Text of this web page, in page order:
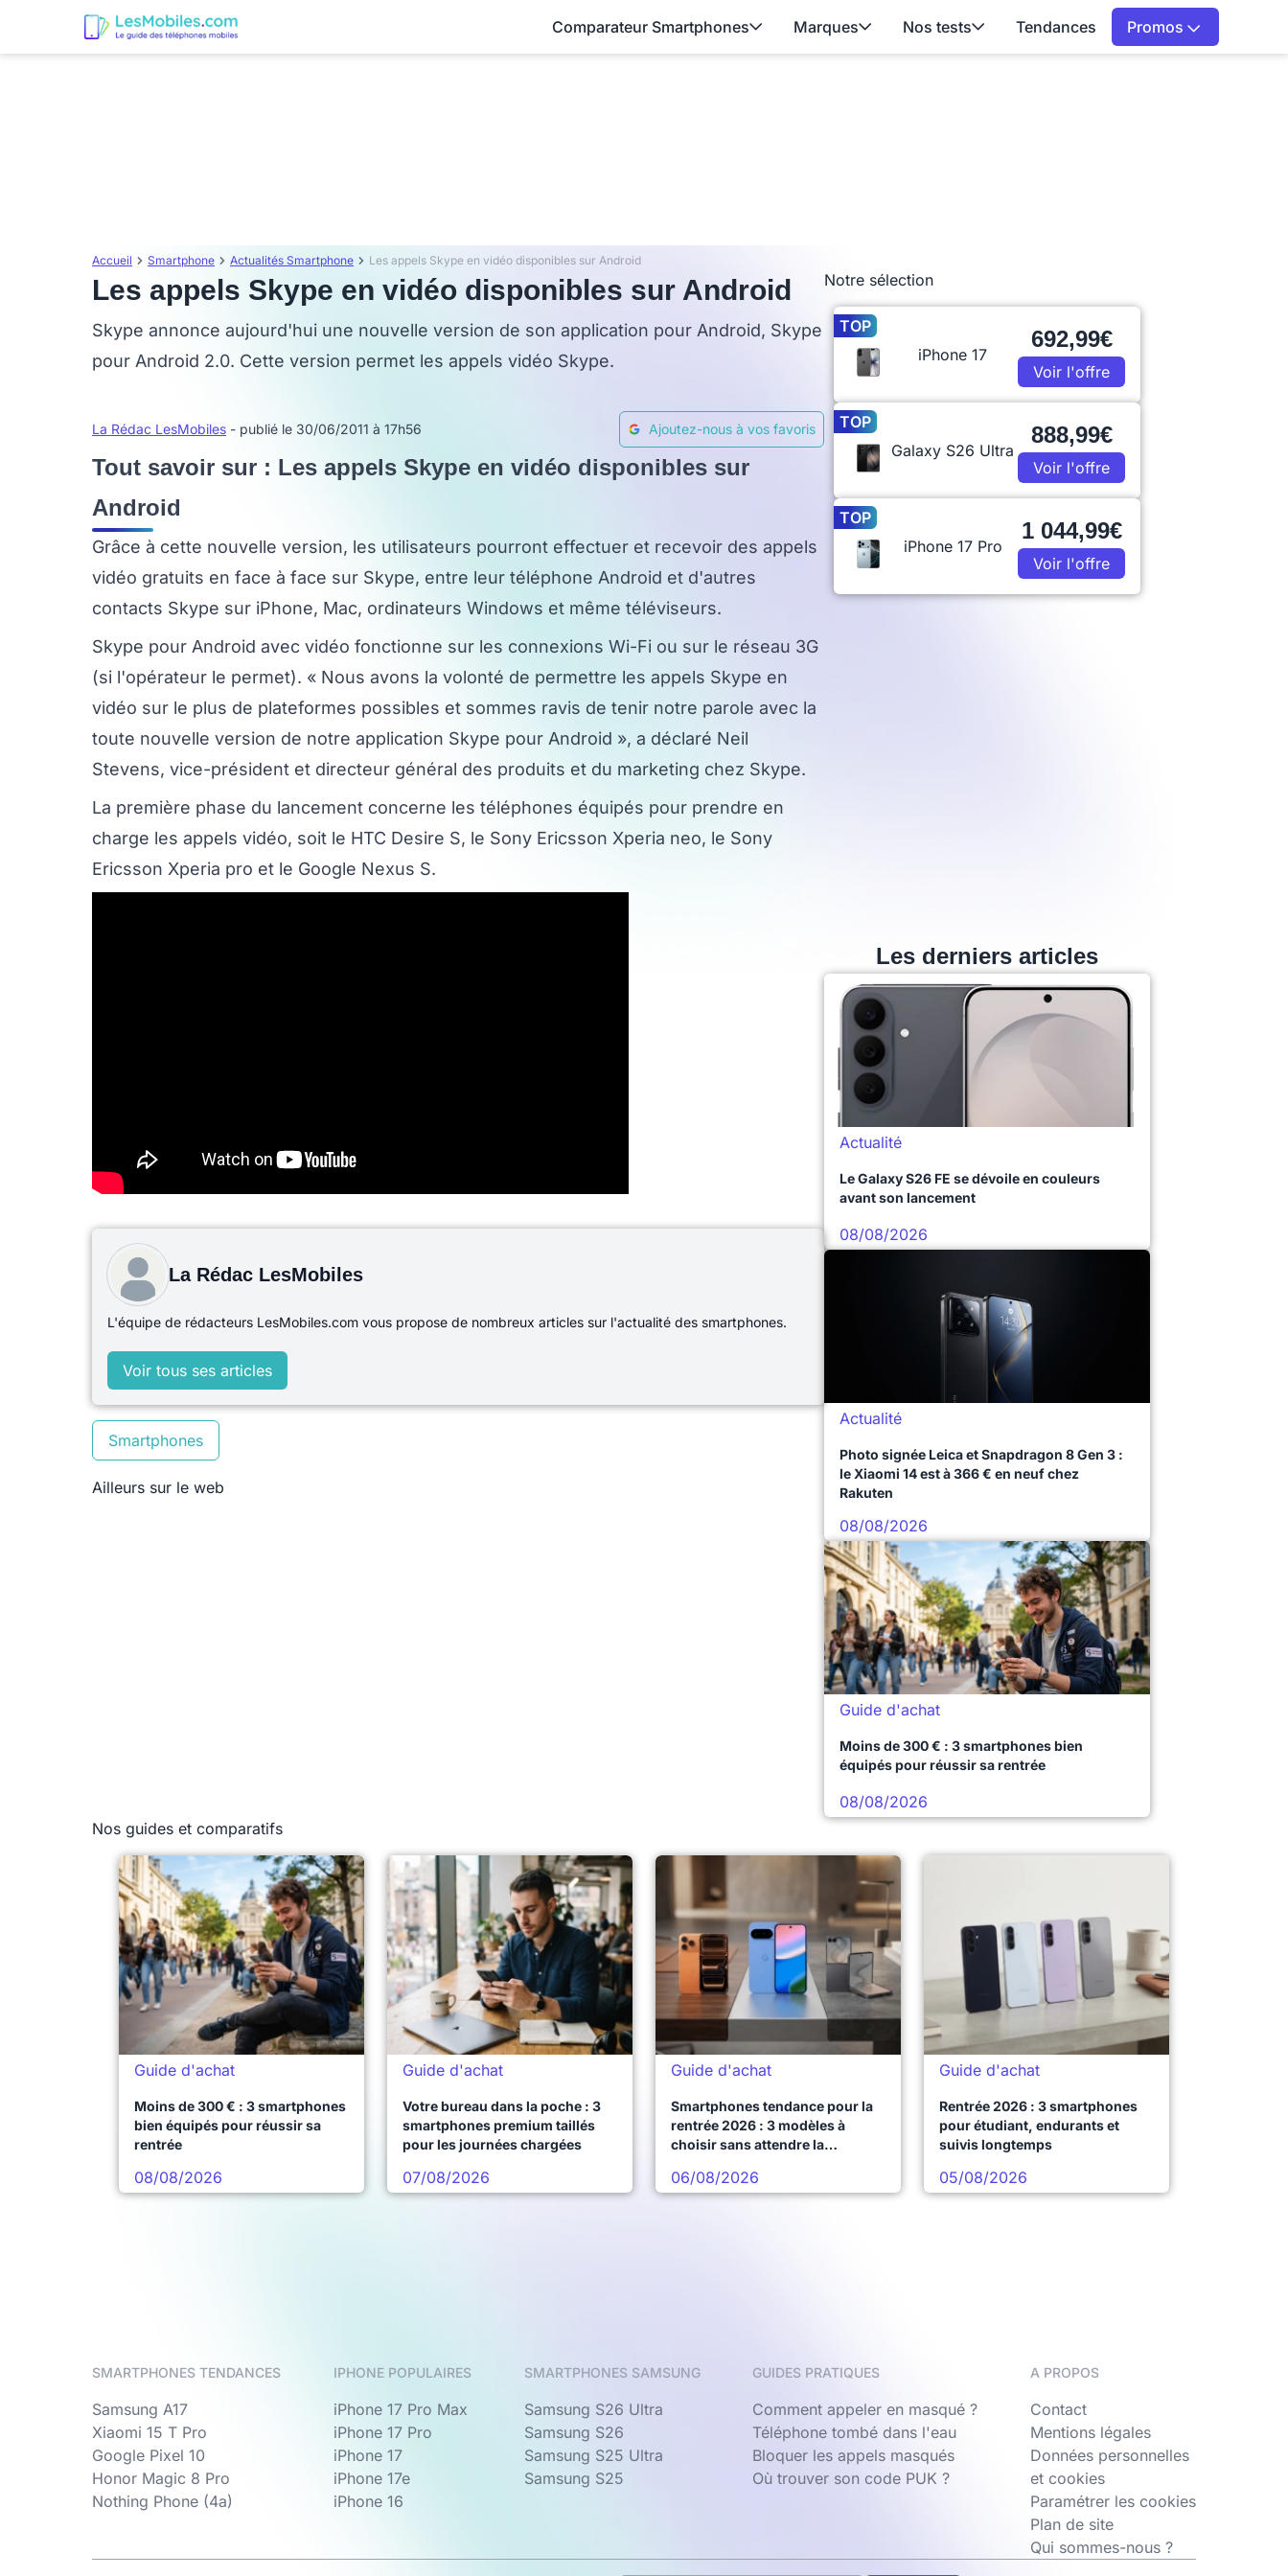
Comparateur Smartphones Marques Nos tests Tendances Promos
Accueil Smartphone Actualités Smartphone Les appels Skype en vidéo disponibles sur Android
Les appels Skype en vidéo disponibles sur Android
Skype annonce aujourd'hui une nouvelle version de son application pour Android, Skype
pour Android 2.0. Cette version permet les appels vidéo Skype.
La Rédac LesMobiles - publié le 30/06/2011 à 17h56 Ajoutez-nous à vos favoris
Tout savoir sur : Les appels Skype en vidéo disponibles sur
Android
Grâce à cette nouvelle version, les utilisateurs pourront effectuer et recevoir des appels
vidéo gratuits en face à face sur Skype, entre leur téléphone Android et d'autres
contacts Skype sur iPhone, Mac, ordinateurs Windows et même téléviseurs.
Skype pour Android avec vidéo fonctionne sur les connexions Wi-Fi ou sur le réseau 3G
(si l'opérateur le permet). « Nous avons la volonté de permettre les appels Skype en
vidéo sur le plus de plateformes possibles et sommes ravis de tenir notre parole avec la
toute nouvelle version de notre application Skype pour Android », a déclaré Neil
Stevens, vice-président et directeur général des produits et du marketing chez Skype.
La première phase du lancement concerne les téléphones équipés pour prendre en
charge les appels vidéo, soit le HTC Desire S, le Sony Ericsson Xperia neo, le Sony
Ericsson Xperia pro et le Google Nexus S.
La Rédac LesMobiles
L'équipe de rédacteurs LesMobiles.com vous propose de nombreux articles sur l'actualité des smartphones.
Voir tous ses articles
Smartphones
Ailleurs sur le web
Notre sélection
TOP
iPhone 17
692,99€
Voir l'offre
TOP
Galaxy S26 Ultra
888,99€
Voir l'offre
TOP
iPhone 17 Pro
1 044,99€
Voir l'offre
Les derniers articles
Actualité
Le Galaxy S26 FE se dévoile en couleurs
avant son lancement
08/08/2026
Actualité
Photo signée Leica et Snapdragon 8 Gen 3 :
le Xiaomi 14 est à 366 € en neuf chez
Rakuten
08/08/2026
Guide d'achat
Moins de 300 € : 3 smartphones bien
équipés pour réussir sa rentrée
08/08/2026
Nos guides et comparatifs
Guide d'achat
Moins de 300 € : 3 smartphones
bien équipés pour réussir sa
rentrée
08/08/2026
Guide d'achat
Votre bureau dans la poche : 3
smartphones premium taillés
pour les journées chargées
07/08/2026
Guide d'achat
Smartphones tendance pour la
rentrée 2026 : 3 modèles à
choisir sans attendre la
06/08/2026
Guide d'achat
Rentrée 2026 : 3 smartphones
pour étudiant, endurants et
suivis longtemps
05/08/2026
SMARTPHONES TENDANCES
Samsung A17
Xiaomi 15 T Pro
Google Pixel 10
Honor Magic 8 Pro
Nothing Phone (4a)
IPHONE POPULAIRES
iPhone 17 Pro Max
iPhone 17 Pro
iPhone 17
iPhone 17e
iPhone 16
SMARTPHONES SAMSUNG
Samsung S26 Ultra
Samsung S26
Samsung S25 Ultra
Samsung S25
GUIDES PRATIQUES
Comment appeler en masqué ?
Téléphone tombé dans l'eau
Bloquer les appels masqués
Où trouver son code PUK ?
A PROPOS
Contact
Mentions légales
Données personnelles
et cookies
Paramétrer les cookies
Plan de site
Qui sommes-nous ?